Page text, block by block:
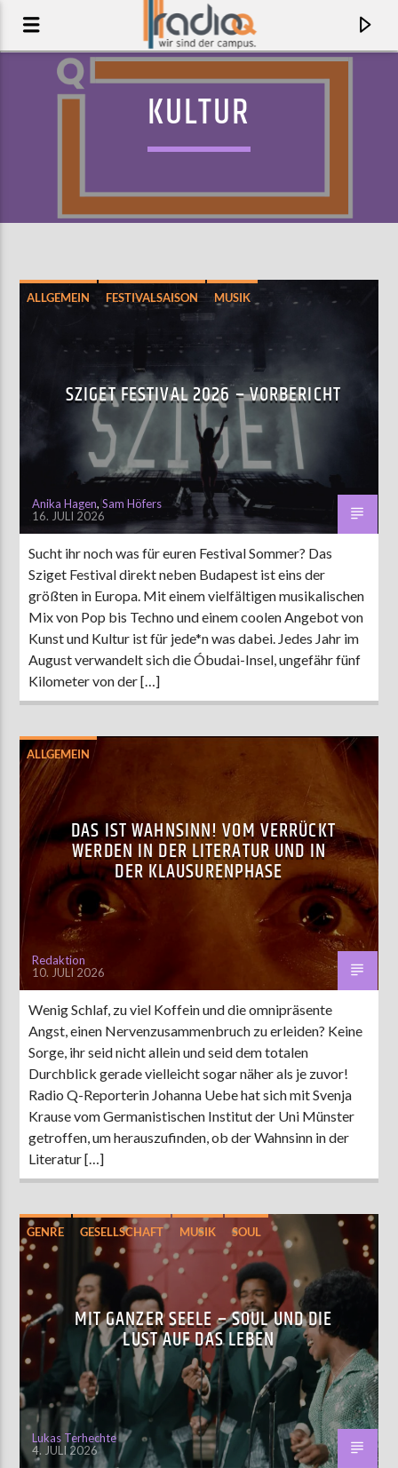
BLACKBIRD
THE BEATLES
AKTUELLE SENDUNG
COFFEESHOP
09:00 12:00
ZU HÖREN IN Münster90,9 MHzSteinfurt103,9 MHz
KULTUR
ALLGEMEIN FESTIVALSAISON MUSIK
SZIGET FESTIVAL 2026 – VORBERICHT
Anika Hagen,Sam Höfers
16. JULI 2026
Sucht ihr noch was für euren Festival Sommer? Das
Sziget Festival direkt neben Budapest ist eins der
größten in Europa. Mit einem vielfältigen musikalischen
Mix von Pop bis Techno und einem coolen Angebot von
Kunst und Kultur ist für jede*n was dabei. Jedes Jahr im
August verwandelt sich die Óbudai-Insel, ungefähr fünf
Kilometer von der […]
ALLGEMEIN
DAS IST WAHNSINN! VOM VERRÜCKT
WERDEN IN DER LITERATUR UND IN
DER KLAUSURENPHASE
Redaktion
10. JULI 2026
Wenig Schlaf, zu viel Koffein und die omnipräsente
Angst, einen Nervenzusammenbruch zu erleiden? Keine
Sorge, ihr seid nicht allein und seid dem totalen
Durchblick gerade vielleicht sogar näher als je zuvor!
Radio Q-Reporterin Johanna Uebe hat sich mit Svenja
Krause vom Germanistischen Institut der Uni Münster
getroffen, um herauszufinden, ob der Wahnsinn in der
Literatur […]
GENRE GESELLSCHAFT MUSIK SOUL
MIT GANZER SEELE – SOUL UND DIE
LUST AUF DAS LEBEN
Lukas Terhechte
4. JULI 2026